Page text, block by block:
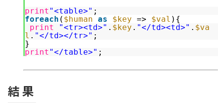
print "<table>" ;
foreach ( $human as $key => $val ){
print
"<tr><td>" . $key . "</td><td>" . $va
l . "</td></tr>" ;
}
print "</table>" ;
結果